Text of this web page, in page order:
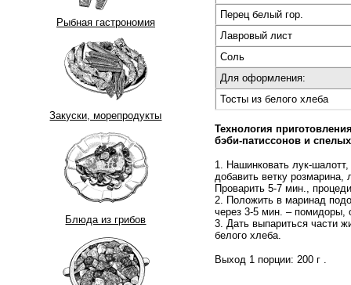
Рыбная гастрономия
Закуски, морепродукты
Блюда из грибов
Перец белый гор.
Лавровый лист
Соль
Для оформления:
Тосты из белого хлеба
Технология
бэби-патиссонов и
1. Нашинковать лук-
добавить ветку
Проварить 5-7 мин.,
2. Положить в маринад
через 3-5 мин. – помидоры,
3. Дать выпариться части
белого хлеба.
Выход 1 порции: 200 г